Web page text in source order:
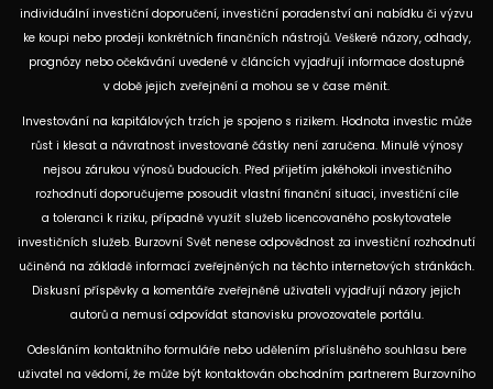
individuální investiční doporučení, investiční poradenství ani nabídku či výzvu
ke koupi nebo prodeji konkrétních finančních nástrojů. Veškeré názory, odhady,
prognózy nebo očekávání uvedené v článcích vyjadřují informace dostupné
v době jejich zveřejnění a mohou se v čase měnit.
Investování na kapitálových trzích je spojeno s rizikem. Hodnota investic může
růst i klesat a návratnost investované částky není zaručena. Minulé výnosy
nejsou zárukou výnosů budoucích. Před přijetím jakéhokoli investičního
rozhodnutí doporučujeme posoudit vlastní finanční situaci, investiční cíle
a toleranci k riziku, případně využít služeb licencovaného poskytovatele
investičních služeb. Burzovní Svět nenese odpovědnost za investiční rozhodnutí
učiněná na základě informací zveřejněných na těchto internetových stránkách.
Diskusní příspěvky a komentáře zveřejněné uživateli vyjadřují názory jejich
autorů a nemusí odpovídat stanovisku provozovatele portálu.
Odesláním kontaktního formuláře nebo udělením příslušného souhlasu bere
uživatel na vědomí, že může být kontaktován obchodním partnerem Burzovního